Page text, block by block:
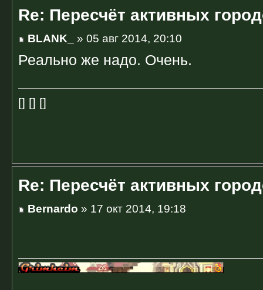
Re: Пересчёт активных
BLANK_ » 05 авг 2014, 20:10
Реально же надо. Очень.
[] [] []
Re: Пересчёт активных
Bernardo » 17 окт 2014, 19:18